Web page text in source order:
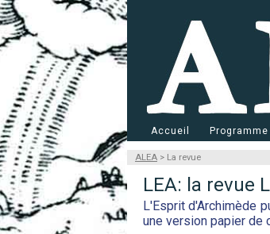
Accueil Programme
ALEA > La revue
LEA: la revue
L'Esprit d'Archimède
une version papier de